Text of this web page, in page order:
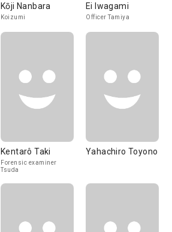
Kōji Nanbara
Koizumi
Ei Iwagami
Officer Tamiya
Kentarô Taki
Forensic examiner
Tsuda
Yahachiro Toyono